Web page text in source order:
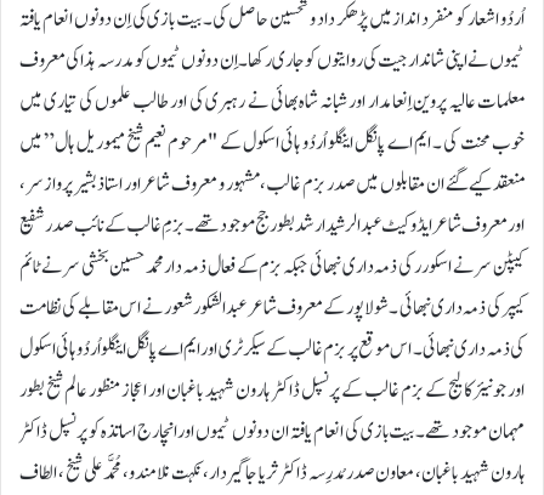
اُردُو اشعار کو منفرد انداز میں پڑھکر داد و تحسین حاصل کی۔ بیت بازی کی اِن دونوں انعام یافتہ
ٹیموں نے اپنی شاندار جیت کی روایتوں کو جاری رکھا۔ اِن دونوں ٹیموں کو مدرسہ ہذا کی معروف
معلمات عالیہ پروین اِنعامدار اور شبانہ شاہ بھائی نے رہبری کی اور طالب علموں کی تیاری میں
خوب محنت کی ۔ ایم اے پانگل اینگلو اُردُو ہائی اسکول کے "مرحوم نعیم شیخ میموریل ہال” میں
منعقد کیے گئے ان مقابلوں میں صدر بزم غالب، مشہور و معروف شاعر اور استاذ بشیر پرواز سر ،
اور معروف شاعر ایڈوکیٹ عبدالرشید ارشد بطور جج موجود تھے۔ بزمِ غالب کے نائب صدر شفیع
کیپٹن سر نے اسکورر کی ذمہ داری نبھائی جبکہ بزم کے فعال ذمہ دار محمد حسین بخشی سر نے ٹائم
کیپر کی ذمہ داری نبھائی ۔ شولاپور کے معروف شاعر عبدالشکور شعور نے اس مقابلے کی نظامت
کی ذمہ داری نبھائی ۔ اس موقع پر بزم غالب کے سیکرٹری اور ایم اے پانگل اینگلو اُردُو ہائی اسکول
اور جونیئر کالیج کے بزم غالب کے پرنسپل ڈاکٹر ہارون شہید باغبان اور اعجاز منظور عالم شیخ بطور
مہمان موجود تھے۔ بیت بازی کی انعام یافتہ ان دونوں ٹیموں اور انچارج اساتذہ کو پرنسپل ڈاکٹر
ہارون شہید باغبان، معاون صدر مُدرِسہ ڈاکٹر ثریا جاگیردار، نکہت نلامندو، مُحمَّد علی شیخ ، الطاف